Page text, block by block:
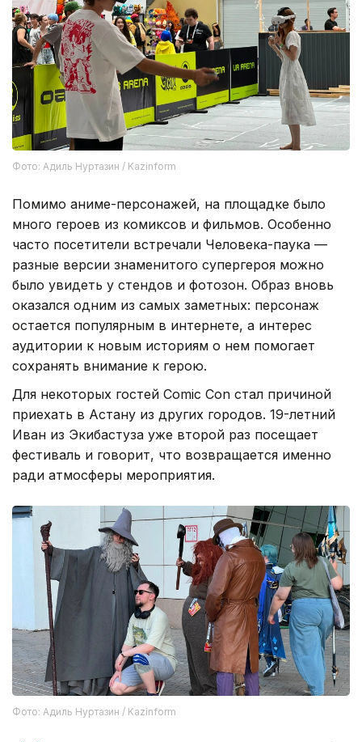
Фото: Адиль Нуртазин / Kazinform
Помимо аниме-персонажей, на площадке было
много героев из комиксов и фильмов. Особенно
часто посетители встречали Человека-паука —
разные версии знаменитого супергероя можно
было увидеть у стендов и фотозон. Образ вновь
оказался одним из самых заметных: персонаж
остается популярным в интернете, а интерес
аудитории к новым историям о нем помогает
сохранять внимание к герою.
Для некоторых гостей Comic Con стал причиной
приехать в Астану из других городов. 19-летний
Иван из Экибастуза уже второй раз посещает
фестиваль и говорит, что возвращается именно
ради атмосферы мероприятия.
Фото: Адиль Нуртазин / Kazinform